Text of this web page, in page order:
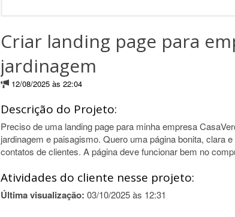
Criar landing page para
jardinagem
12/08/2025 às 22:04
Descrição do Projeto:
Preciso de uma landing page para minha empresa
jardinagem e paisagismo. Quero uma página bonita, clara
contatos de clientes. A página deve funcionar bem no
Atividades do cliente nesse projeto:
Última visualização: 03/10/2025 às 12:31